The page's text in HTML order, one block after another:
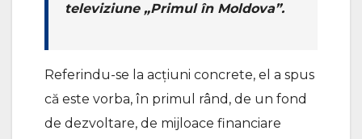
televiziune „Primul în Moldova”.
Referindu-se la acțiuni concrete, el a spus
că este vorba, în primul rând, de un fond
de dezvoltare, de mijloace financiare